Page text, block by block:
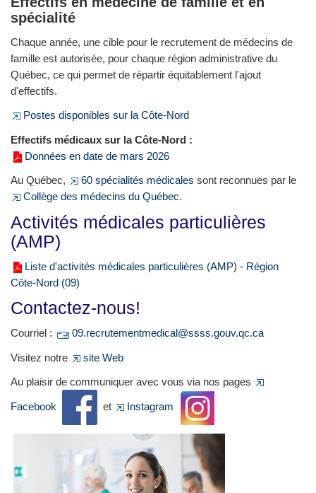
spécialité
Chaque année, une cible pour le recrutement de médecins de
famille est autorisée, pour chaque région administrative du
Québec, ce qui permet de répartir équitablement l'ajout
d'effectifs.
Postes disponibles sur la Côte-Nord
Effectifs médicaux sur la Côte-Nord :
Données en date de mars 2026
Au Québec, 60 spécialités médicales sont reconnues par le
Collège des médecins du Québec.
Activités médicales particulières
(AMP)
Liste d'activités médicales particulières (AMP) - Région
Côte-Nord (09)
Contactez-nous!
Courriel : 09.recrutementmedical@ssss.gouv.qc.ca
Visitez notre site Web
Au plaisir de communiquer avec vous via nos pages
Facebook et Instagram